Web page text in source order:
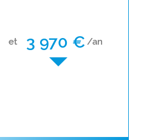
et 3 970 € /an